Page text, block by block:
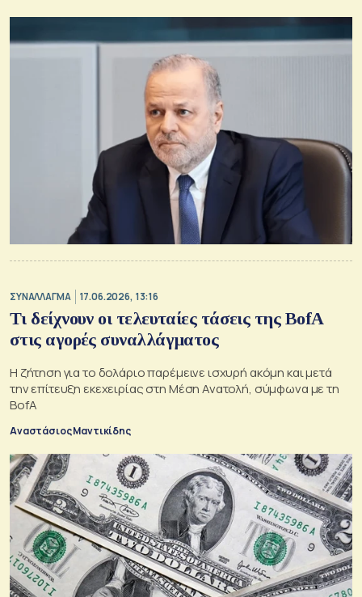
ΣΥΝΑΛΛΑΓΜΑ 17.06.2026, 13:16
Τι δείχνουν οι τελευταίες τάσεις της BofA
στις αγορές συναλλάγματος
Η ζήτηση για το δολάριο παρέμεινε ισχυρή ακόμη και μετά
την επίτευξη εκεχειρίας στη Μέση Ανατολή, σύμφωνα με τη
BofA
Αναστάσιος Μαντικίδης